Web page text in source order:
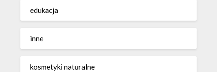
edukacja
inne
kosmetyki naturalne